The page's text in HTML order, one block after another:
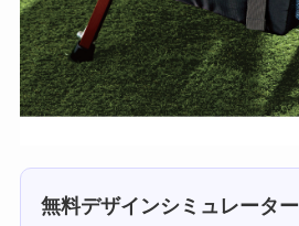
無料デザインシミュレーター